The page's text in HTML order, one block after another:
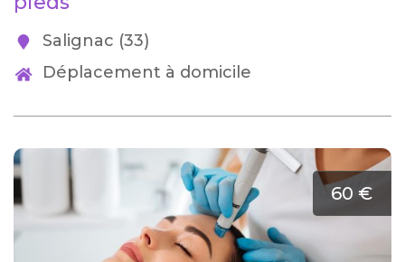
Salignac (33)
Déplacement à domicile
60 €